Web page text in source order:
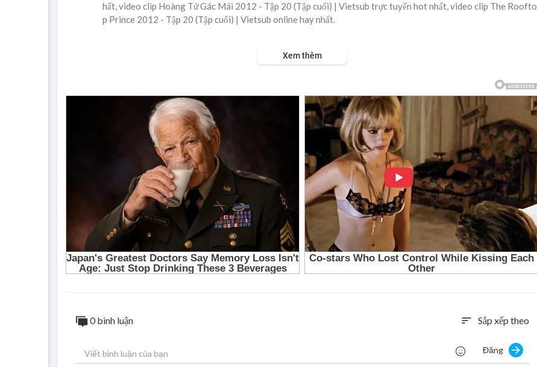
hất, video clip Hoàng Tử Gác Mái 2012 - Tập 20 (Tập cuối) | Vietsub trực tuyến hot nhất, video clip The Roofto
p Prince 2012 - Tập 20 (Tập cuối) | Vietsub online hay nhất.
Xem thêm
0 bình luận sort Sắp xếp theo
Đăng